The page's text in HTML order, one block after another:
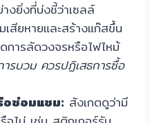
ยิ่งที่บ่งชี้ว่าเซลล์
เสียหายและสร้างแก๊สขึ้น
การลัดวงจรหรือไฟไหม้
รบวม ควรปฏิเสธการซื้อ
อซ่อมแซม: สังเกตดูว่ามี